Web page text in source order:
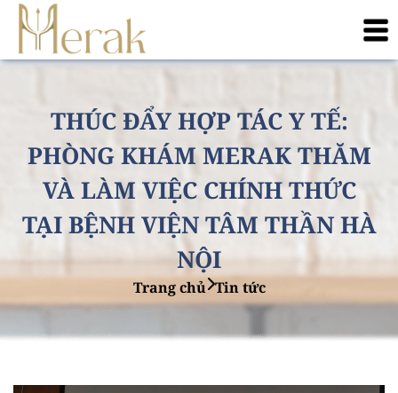
THÚC ĐẨY HỢP TÁC Y TẾ:
PHÒNG KHÁM MERAK THĂM
VÀ LÀM VIỆC CHÍNH THỨC
TẠI BỆNH VIỆN TÂM THẦN HÀ
NỘI
Trang chủ Tin tức